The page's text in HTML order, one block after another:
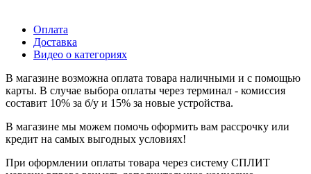
Оплата
Доставка
Видео о категориях
В магазине возможна оплата товара наличными и с помощью
карты. В случае выбора оплаты через терминал - комиссия
составит 10% за б/у и 15% за новые устройства.
В магазине мы можем помочь оформить вам рассрочку или
кредит на самых выгодных условиях!
При оформлении оплаты товара через систему СПЛИТ